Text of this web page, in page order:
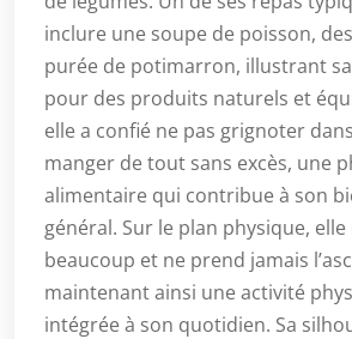
inclure une soupe de poisson,
purée de potimarron, illustrant
pour des produits naturels et
elle a confié ne pas grignoter
manger de tout sans excès, une
alimentaire qui contribue à son
général. Sur le plan physique,
beaucoup et ne prend jamais
maintenant ainsi une activité
intégrée à son quotidien. Sa